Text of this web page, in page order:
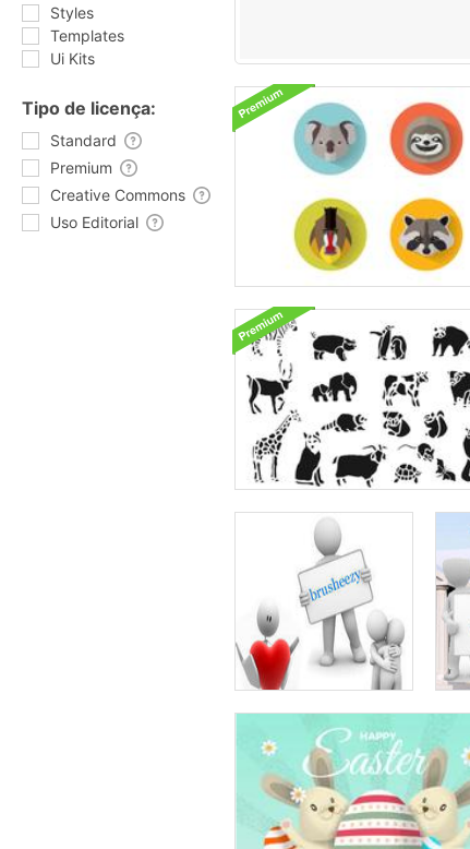
Styles
Templates
Ui Kits
Tipo de licença:
Standard
Premium
Creative Commons
Uso Editorial